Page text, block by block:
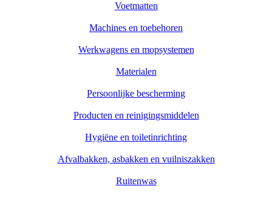
Voetmatten
Machines en toebehoren
Werkwagens en mopsystemen
Materialen
Persoonlijke bescherming
Producten en reinigingsmiddelen
Hygiëne en toiletinrichting
Afvalbakken, asbakken en vuilniszakken
Ruitenwas